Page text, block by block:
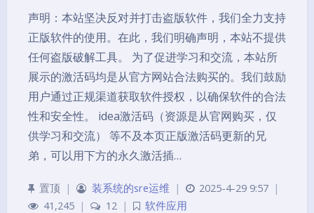
声明：本站坚决反对并打击盗版软件，我们全力支持
正版软件的使用。在此，我们明确声明，本站不提供
任何盗版破解工具。 为了促进学习和交流，本站所
展示的激活码均是从官方网站合法购买的。我们鼓励
用户通过正规渠道获取软件授权，以确保软件的合法
性和安全性。 idea激活码（资源是从官网购买，仅
供学习和交流） 等不及本页正版激活码更新的兄
弟，可以用下方的永久激活插…
置顶 | 装系统的sre运维 | 2025-4-29 9:57 |
41,245 | 12 |
软件应用